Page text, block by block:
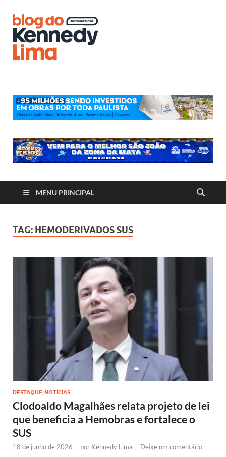
MENU PRINCIPAL
TAG: HEMODERIVADOS SUS
DESTAQUE/NOTÍCIAS
Clodoaldo Magalhães relata projeto de lei
que beneficia a Hemobras e fortalece o
SUS
18 de junho de 2026 - por Kennedy Lima - Deixe um comentário